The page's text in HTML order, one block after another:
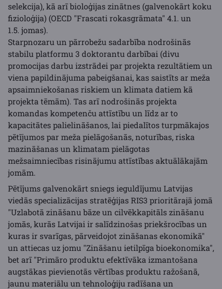
selekcija), kā arī bioloģijas zinātnes (galvenokārt koku
fizioloģija) (OECD "Frascati rokasgrāmata" 4.1. un
1.5. jomas).
Starpnozaru un pārrobežu sadarbība nodrošinās
stabilu platformu 3 doktorantu darbībai (divu
promocijas darbu izstrādei par projekta rezultātiem un
viena papildinājuma pabeigšanai, kas saistīts ar meža
apsaimniekošanas riskiem un klimata datiem kā
projekta tēmām). Tas arī nodrošinās projekta
komandas kompetenču attīstību un līdz ar to
kapacitātes palielināšanos, lai piedalītos turpmākajos
pētījumos par meža pielāgošanās, noturības, riska
mazināšanas un klimatam pielāgotas
mežsaimniecības risinājumu attīstības aktuālākajām
jomām.
Pētījums galvenokārt sniegs ieguldījumu Latvijas
viedās specializācijas stratēģijas RIS3 prioritārajā jomā
"Uzlabotā zināšanu bāze un cilvēkkapitāls zināšanu
jomās, kurās Latvijai ir salīdzinošas priekšrocības un
kuras ir svarīgas, pārveidojot zināšanas ekonomikā"
un attiecas uz jomu "Zināšanu ietilpīga bioekonomika",
bet arī "Primāro produktu efektīvāka izmantošana
augstākas pievienotās vērtības produktu ražošanā,
jaunu materiālu un tehnoloģiju radīšana un